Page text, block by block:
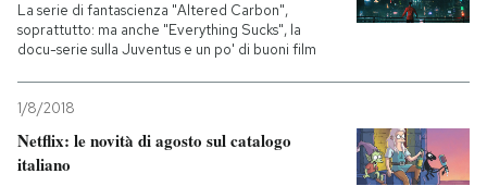
La serie di fantascienza "Altered Carbon",
soprattutto: ma anche "Everything Sucks", la
docu-serie sulla Juventus e un po' di buoni film
1/8/2018
Netflix: le novità di agosto sul catalogo
italiano